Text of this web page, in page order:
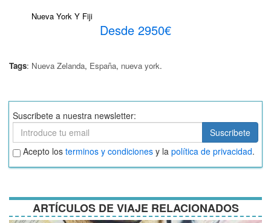
Nueva York Y Fiji
Desde 2950€
Tags: Nueva Zelanda, España, nueva york.
Suscribete a nuestra newsletter:
Suscribete
Suscribete
Aceptar
términos
y
Acepto los terminos y condiciones y la política de privacidad.
ARTÍCULOS DE VIAJE RELACIONADOS